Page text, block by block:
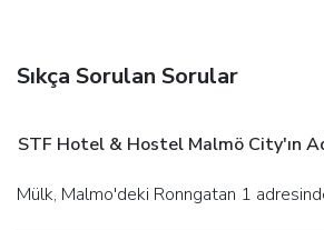
Sıkça Sorulan Sorular
STF Hotel & Hostel Malmö City'ın
Mülk, Malmo'deki Ronngatan 1